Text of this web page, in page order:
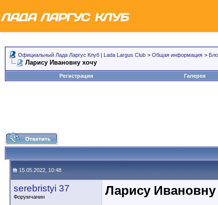
Официальный Лада Ларгус Клуб | Lada Largus Club > Общая информация >
Ларису Ивановну хочу
Регистрация Галерея
15.05.2022, 10:48
serebristyi 37
Форумчанин
Ларису Ивановну